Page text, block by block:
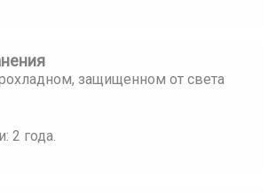
защищенном от света
2 года.